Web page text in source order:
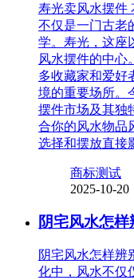
寿光卖风水摆件
不仅是一门古老
学。寿光，这座
风水摆件的中心
多收藏家和爱好
境的重要场所。
摆件市场及其独
合你的风水物品
选择和摆放直接
商标测试
2025-10-20
阴宅风水怎
阴宅风水怎样辨
化中，风水不仅